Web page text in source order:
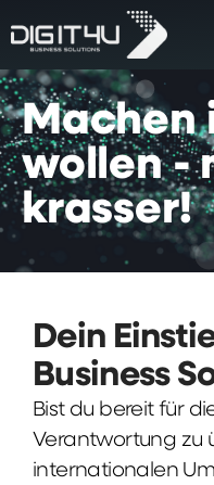
Machen
wollen -
krasser!
Dein
Business
Bist du bereit für
Verantwortung zu
internationalen